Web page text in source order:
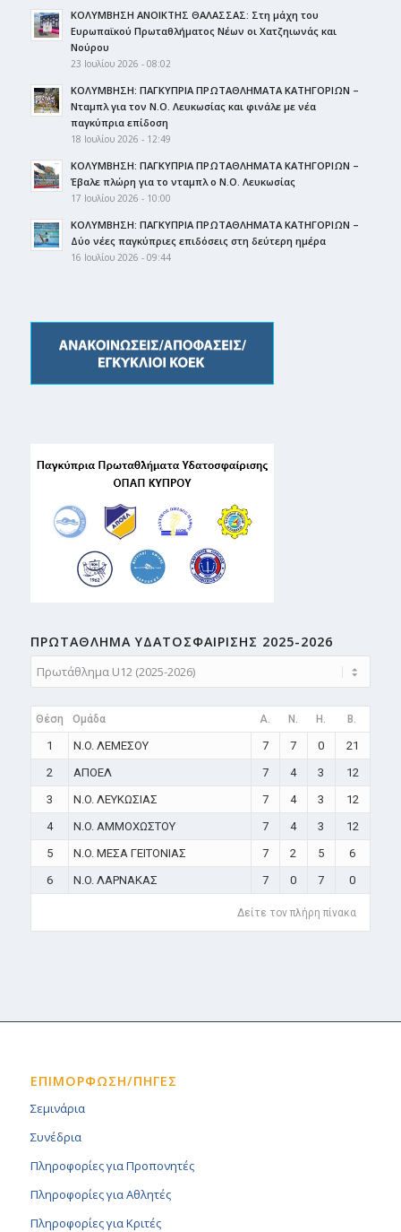
ΚΟΛΥΜΒΗΣΗ ΑΝΟΙΚΤΗΣ ΘΑΛΑΣΣΑΣ: Στη μάχη του
Ευρωπαϊκού Πρωταθλήματος Νέων οι Χατζηιωνάς και
Νούρου
23 Ιουλίου 2026 - 08:02
ΚΟΛΥΜΒΗΣΗ: ΠΑΓΚΥΠΡΙΑ ΠΡΩΤΑΘΛΗΜΑΤΑ ΚΑΤΗΓΟΡΙΩΝ –
Νταμπλ για τον Ν.Ο. Λευκωσίας και φινάλε με νέα
παγκύπρια επίδοση
18 Ιουλίου 2026 - 12:49
ΚΟΛΥΜΒΗΣΗ: ΠΑΓΚΥΠΡΙΑ ΠΡΩΤΑΘΛΗΜΑΤΑ ΚΑΤΗΓΟΡΙΩΝ –
Έβαλε πλώρη για το νταμπλ ο Ν.Ο. Λευκωσίας
17 Ιουλίου 2026 - 10:00
ΚΟΛΥΜΒΗΣΗ: ΠΑΓΚΥΠΡΙΑ ΠΡΩΤΑΘΛΗΜΑΤΑ ΚΑΤΗΓΟΡΙΩΝ –
Δύο νέες παγκύπριες επιδόσεις στη δεύτερη ημέρα
16 Ιουλίου 2026 - 09:44
ΠΡΩΤΑΘΛΗMA ΥΔΑΤΟΣΦΑΙΡΙΣΗΣ 2025-2026
Θέση Ομάδα A. N. H. B.
1 N.O. ΛΕΜΕΣΟΥ 7 7 0
21
2
ΑΠΟΕΛ 7 4 3
12
3
N.O. ΛΕΥΚΩΣΙΑΣ 7 4 3
12
4
N.O. ΑΜΜΟΧΩΣΤΟΥ 7 4 3
12
5
N.O. ΜΕΣΑ ΓΕΙΤΟΝΙΑΣ 7 2 5
6
6
N.O. ΛΑΡΝΑΚΑΣ 7 0 7 0
Δείτε τον πλήρη πίνακα
ΕΠΙΜΟΡΦΩΣΗ/ΠΗΓΕΣ
Σεμινάρια
Συνέδρια
Πληροφορίες για Προπονητές
Πληροφορίες για Αθλητές
Πληροφορίες για Κριτές